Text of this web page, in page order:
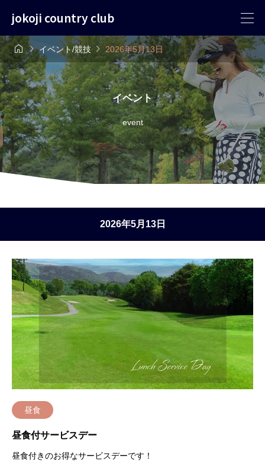
jokoji country club
イベント/競技 2026年5月13日
イベント
event
2026年5月13日
昼食
昼食付サービスデー
昼食付きのお得なサービスデーです！